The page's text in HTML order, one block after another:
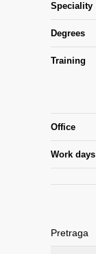
Speciality
Degrees
Training
Office
Work days
Pretraga